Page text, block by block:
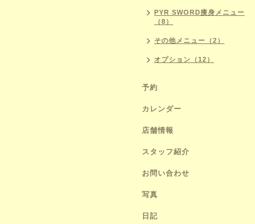
PYR SWORD痩身メニュー
（8）
その他メニュー（2）
オプション（12）
予約
カレンダー
店舗情報
スタッフ紹介
お問い合わせ
写真
日記